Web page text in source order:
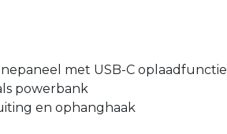
met USB-C oplaadfunctie
powerbank
en ophanghaak